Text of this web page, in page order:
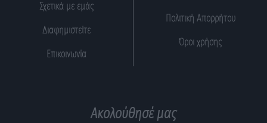
Σχετικά με εμάς
Διαφημιστείτε
Επικοινωνία
Πολιτική Απορρήτου
Όροι χρήσης
Ακολούθησέ μας